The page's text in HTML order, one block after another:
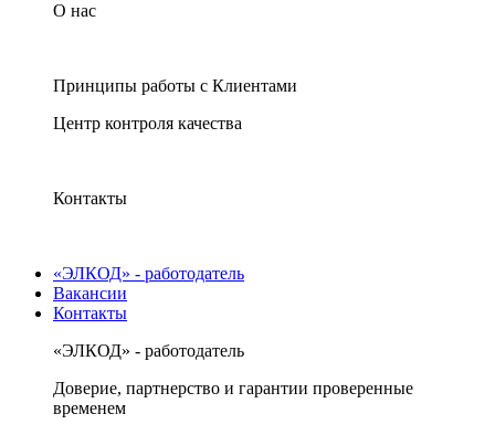
О нас
Принципы работы с Клиентами
Центр контроля качества
Контакты
«ЭЛКОД» - работодатель
Вакансии
Контакты
«ЭЛКОД» - работодатель
Доверие, партнерство и гарантии проверенные
временем